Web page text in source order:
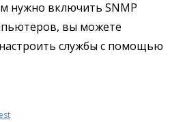
нужно включить SNMP
вы можете
службы с помощью